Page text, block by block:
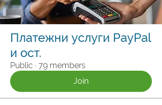
Платежни услуги PayPal
и ост.
Public · 79 members
Join